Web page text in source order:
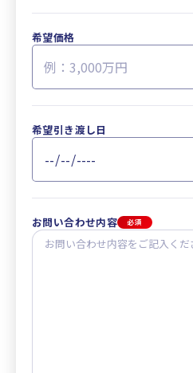
希望価格
希望引き渡し日
お問い合わせ内容 必須